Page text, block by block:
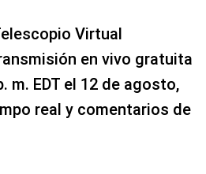
Virtual
en vivo gratuita
m. EDT el 12 de agosto,
real y comentarios de